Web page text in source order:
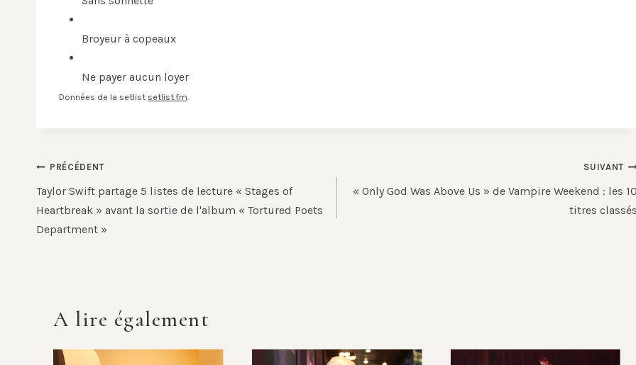
Broyeur à copeaux
Ne payer aucun loyer
Données de la setlist setlist.fm.
Navigation
de
l’article
PRÉCÉDENT
Taylor Swift partage 5 listes de lecture « Stages of
Heartbreak » avant la sortie de l'album « Tortured Poets
Department »
SUIVANT
« Only God Was Above Us » de Vampire Weekend : les
titres
A lire également